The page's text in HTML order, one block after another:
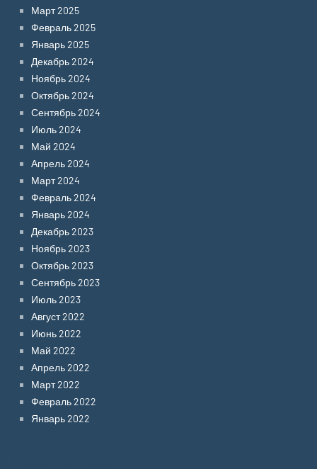
Март 2025
Февраль 2025
Январь 2025
Декабрь 2024
Ноябрь 2024
Октябрь 2024
Сентябрь 2024
Июль 2024
Май 2024
Апрель 2024
Март 2024
Февраль 2024
Январь 2024
Декабрь 2023
Ноябрь 2023
Октябрь 2023
Сентябрь 2023
Июль 2023
Август 2022
Июнь 2022
Май 2022
Апрель 2022
Март 2022
Февраль 2022
Январь 2022